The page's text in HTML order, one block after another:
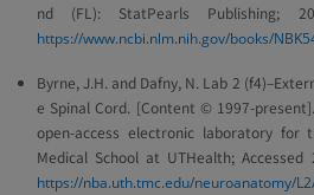
nd (FL): StatPearls Publishing;
https://www.ncbi.nlm.nih.gov/books/
Byrne, J.H. and Dafny, N. Lab 2
e Spinal Cord. [Content © 1997-present].
open-access electronic laboratory for
Medical School at UTHealth; Accessed
https://nba.uth.tmc.edu/neuroanatomy/